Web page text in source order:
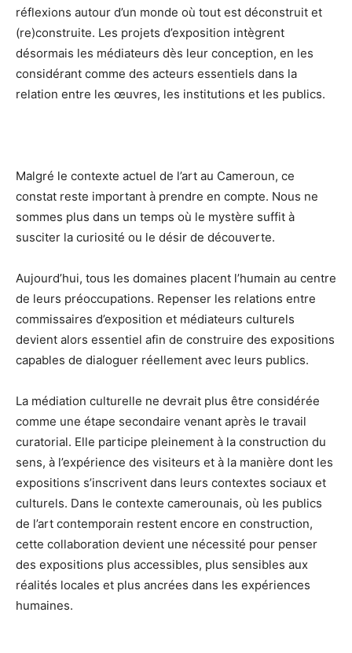
réflexions autour d’un monde où tout est déconstruit et
(re)construite. Les projets d’exposition intègrent
désormais les médiateurs dès leur conception, en les
considérant comme des acteurs essentiels dans la
relation entre les œuvres, les institutions et les publics.
Malgré le contexte actuel de l’art au Cameroun, ce
constat reste important à prendre en compte. Nous ne
sommes plus dans un temps où le mystère suffit à
susciter la curiosité ou le désir de découverte.
Aujourd’hui, tous les domaines placent l’humain au centre
de leurs préoccupations. Repenser les relations entre
commissaires d’exposition et médiateurs culturels
devient alors essentiel afin de construire des expositions
capables de dialoguer réellement avec leurs publics.
La médiation culturelle ne devrait plus être considérée
comme une étape secondaire venant après le travail
curatorial. Elle participe pleinement à la construction du
sens, à l’expérience des visiteurs et à la manière dont les
expositions s’inscrivent dans leurs contextes sociaux et
culturels. Dans le contexte camerounais, où les publics
de l’art contemporain restent encore en construction,
cette collaboration devient une nécessité pour penser
des expositions plus accessibles, plus sensibles aux
réalités locales et plus ancrées dans les expériences
humaines.